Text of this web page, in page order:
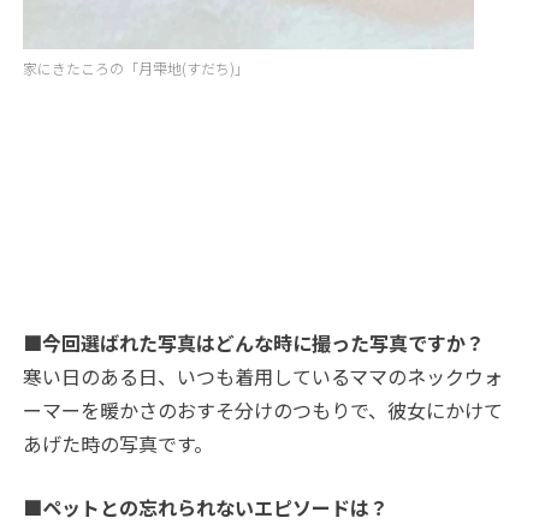
家にきたころの「月雫地(すだち)」
■今回選ばれた写真はどんな時に撮った写真ですか？
寒い日のある日、いつも着用しているママのネックウォ
ーマーを暖かさのおすそ分けのつもりで、彼女にかけて
あげた時の写真です。
■ペットとの忘れられないエピソードは？